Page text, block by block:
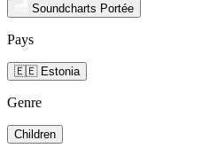
Soundcharts Portée
Pays
🇪🇪 Estonia
Genre
Children